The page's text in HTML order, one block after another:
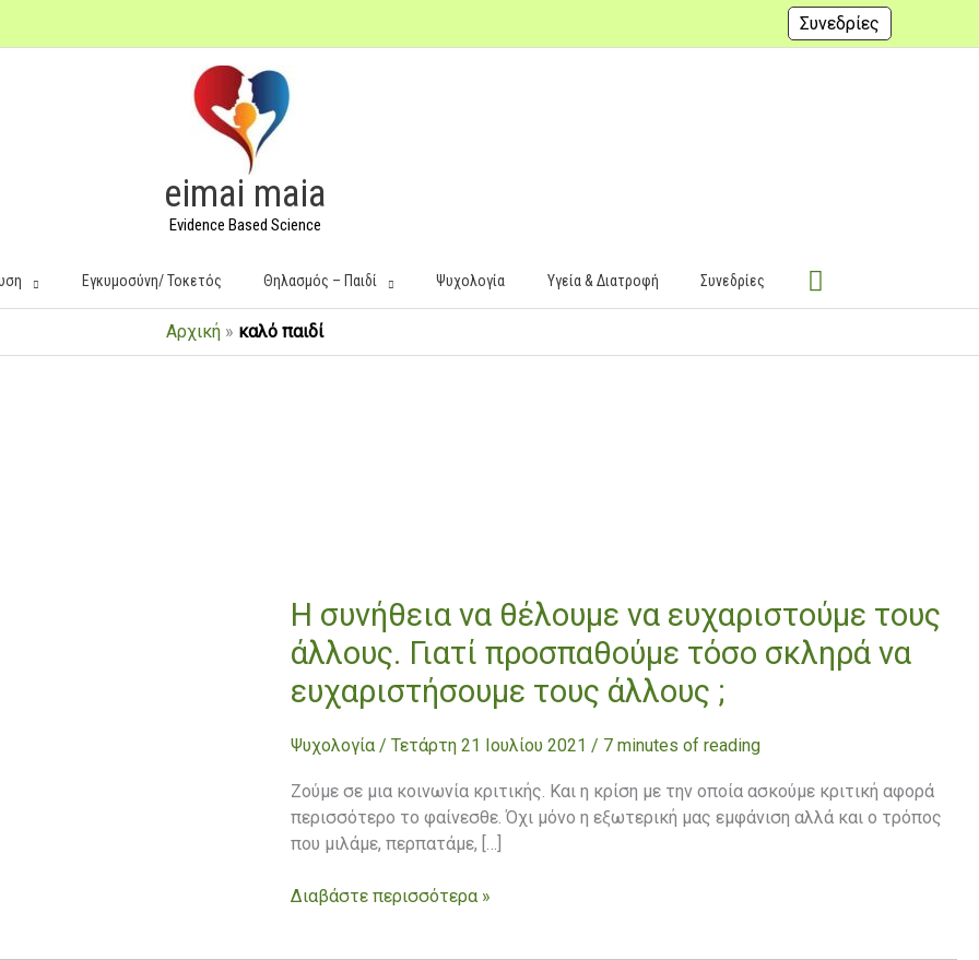
Συνεδρίες
eimai maia
Evidence Based Science
Εγκυμοσύνη/ Τοκετός Θηλασμός – Παιδί Ψυχολογία Υγεία & Διατροφή Συνεδρίες
Αρχική » καλό παιδί
Η συνήθεια να θέλουμε να ευχαριστούμε τους
άλλους. Γιατί προσπαθούμε τόσο σκληρά να
ευχαριστήσουμε τους άλλους ;
Ψυχολογία / Τετάρτη 21 Ιουλίου 2021 / 7 minutes of reading
Ζούμε σε μια κοινωνία κριτικής. Και η κρίση με την οποία ασκούμε κριτική αφορά
περισσότερο το φαίνεσθε. Όχι μόνο η εξωτερική μας εμφάνιση αλλά και ο τρόπος
που μιλάμε, περπατάμε, […]
Η
να
θέλουμε
ευχαριστούμε
άλλους.
Γιατί
προσπαθούμε
σκληρά
Διαβάστε περισσότερα »